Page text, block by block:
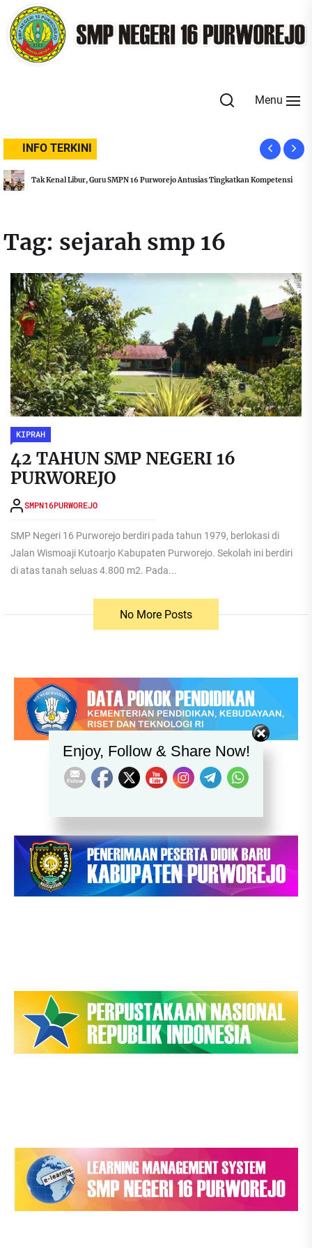
the
content
Menu
INFO TERKINI
Tak Kenal Libur, Guru SMPN 16 Purworejo Antusias Tingkatkan Kompetensi
Tag: sejarah smp 16
KIPRAH
42 TAHUN SMP NEGERI 16
PURWOREJO
SMPN16PURWOREJO
SMP Negeri 16 Purworejo berdiri pada tahun 1979, berlokasi di
Jalan Wismoaji Kutoarjo Kabupaten Purworejo. Sekolah ini berdiri
di atas tanah seluas 4.800 m2. Pada...
No More Posts
Enjoy, Follow & Share Now!
Set Youtube Channel ID